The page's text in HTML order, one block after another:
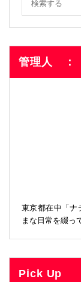
管理人 ：
東京都在中「ナ
まな日常を綴っ
Pick Up